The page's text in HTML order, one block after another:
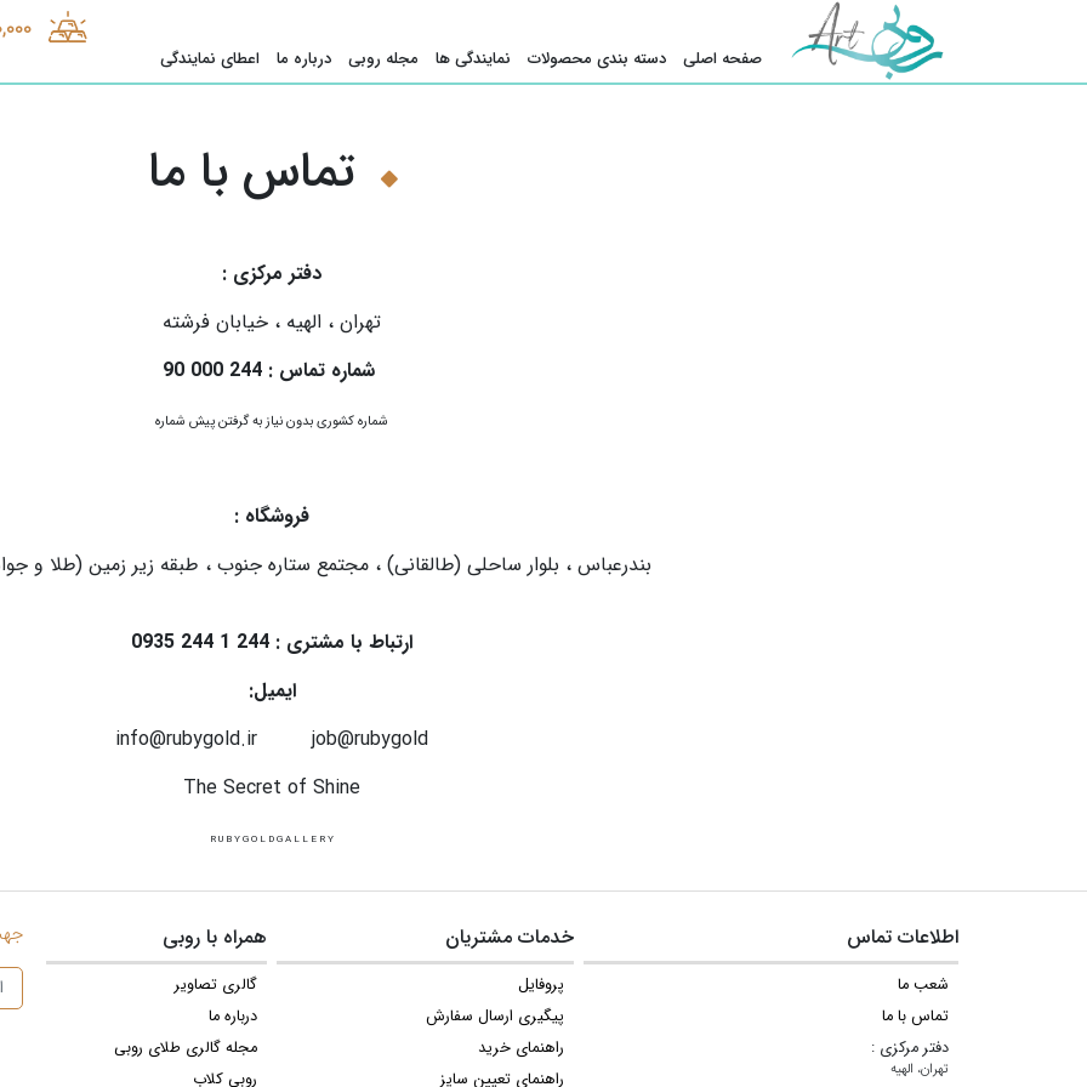
صفحه اصلی دسته بندی محصولات نمایندگی ها مجله روبی درباره ما اعطای نمایندگی
تماس با ما
دفتر مرکزی :
تهران ، الهیه ، خیابان فرشته
شماره تماس : 244 000 90
شماره کشوری بدون نیاز به گرفتن پیش شماره
فروشگاه :
بندرعباس ، بلوار ساحلی (طالقانی) ، مجتمع ستاره جنوب ، طبقه زیر زمین (طلا و
ارتباط با مشتری : 244 1 244 0935
ایمیل:
info@rubygold.ir job@rubygold
The Secret of Shine
R U B Y G O L D G A L L E R Y
اطلاعات تماس
شعب ما
تماس با ما
دفتر مرکزی :
تهران، الهیه
خدمات مشتریان
پروفایل
پیگیری ارسال سفارش
راهنمای خرید
راهنمای تعیین سایز
همراه با روبی
گالری تصاویر
درباره ما
مجله گالری طلای روبی
روبی کلاب